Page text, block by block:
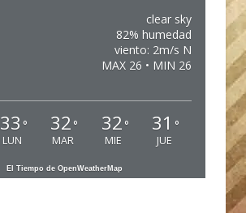
clear sky
82% humedad
viento: 2m/s N
MAX 26 • MIN 26
33 °
LUN
32 °
MAR
32 °
MIE
31 °
JUE
El Tiempo de OpenWeatherMap